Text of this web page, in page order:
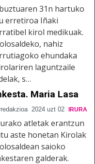
31n hartuko
erretiroa Iñaki
kirol medikuak.
nahiz
ehundaka
laguntzaile
s…
Maria Lasa
2024 uzt 02 IRURA
atletak erantzun
aste honetan Kirolak
saioko
galderak.